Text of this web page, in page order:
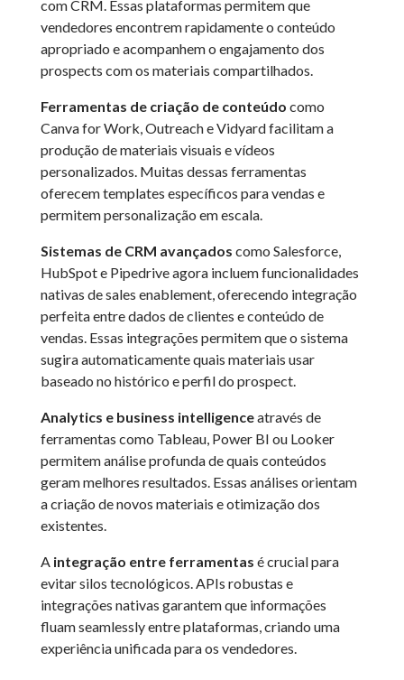
com CRM. Essas plataformas permitem que
vendedores encontrem rapidamente o conteúdo
apropriado e acompanhem o engajamento dos
prospects com os materiais compartilhados.
Ferramentas de criação de conteúdo como
Canva for Work, Outreach e Vidyard facilitam a
produção de materiais visuais e vídeos
personalizados. Muitas dessas ferramentas
oferecem templates específicos para vendas e
permitem personalização em escala.
Sistemas de CRM avançados como Salesforce,
HubSpot e Pipedrive agora incluem funcionalidades
nativas de sales enablement, oferecendo integração
perfeita entre dados de clientes e conteúdo de
vendas. Essas integrações permitem que o sistema
sugira automaticamente quais materiais usar
baseado no histórico e perfil do prospect.
Analytics e business intelligenceatravés de
ferramentas como Tableau, Power BI ou Looker
permitem análise profunda de quais conteúdos
geram melhores resultados. Essas análises orientam
a criação de novos materiais e otimização dos
existentes.
A integração entre ferramentas é crucial para
evitar silos tecnológicos. APIs robustas e
integrações nativas garantem que informações
fluam seamlessly entre plataformas, criando uma
experiência unificada para os vendedores.